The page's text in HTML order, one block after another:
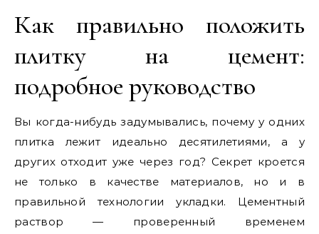
Как правильно положить
плитку на цемент:
подробное руководство
Вы когда-нибудь задумывались, почему у одних
плитка лежит идеально десятилетиями, а у
других отходит уже через год? Секрет кроется
не только в качестве материалов, но и в
правильной технологии укладки. Цементный
раствор — проверенный временем